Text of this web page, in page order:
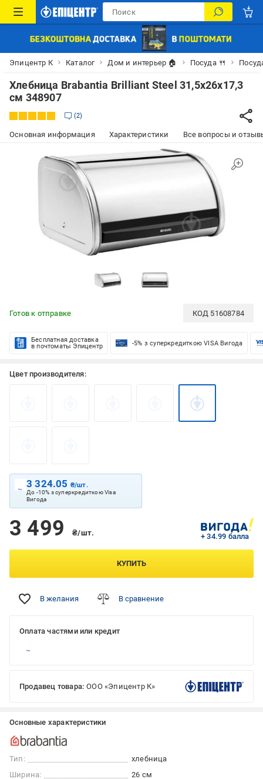
Эпицентр К Каталог Дом и интерьер 🏠 Посуда 🍴
Хлебница Brabantia Brilliant Steel 31,5х26х17,3
см 348907
2
Основная информация Характеристики Все вопросы и
Готов к отправке КОД 51608784
Бесплатная доставка
в почтоматы Эпицентр
-5% з суперкредиткою VISA Вигода
Цвет производителя:
3 324.05 ₴/шт.
До -10% з суперкредиткою Visa
Вигода
3 499 ₴/шт. + 34.99 балла
КУПИТЬ
В желания В сравнение
Оплата частями или кредит
Продавец товара: ООО «Эпицентр К»
Основные характеристики
Тип:
хлебница
Ширина:
26 см